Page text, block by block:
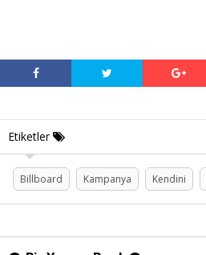
Etiketler
Billboard Kampanya Kendini